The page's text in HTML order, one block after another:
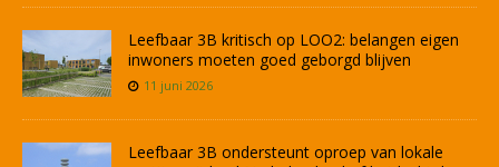
Leefbaar 3B kritisch op LOO2: belangen eigen
inwoners moeten goed geborgd blijven
11 juni 2026
Leefbaar 3B ondersteunt oproep van lokale